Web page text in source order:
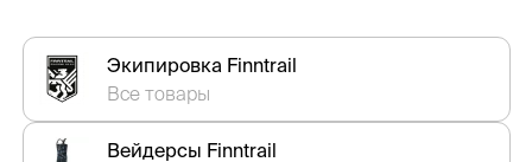
Экипировка Finntrail
Все товары
Вейдерсы Finntrail